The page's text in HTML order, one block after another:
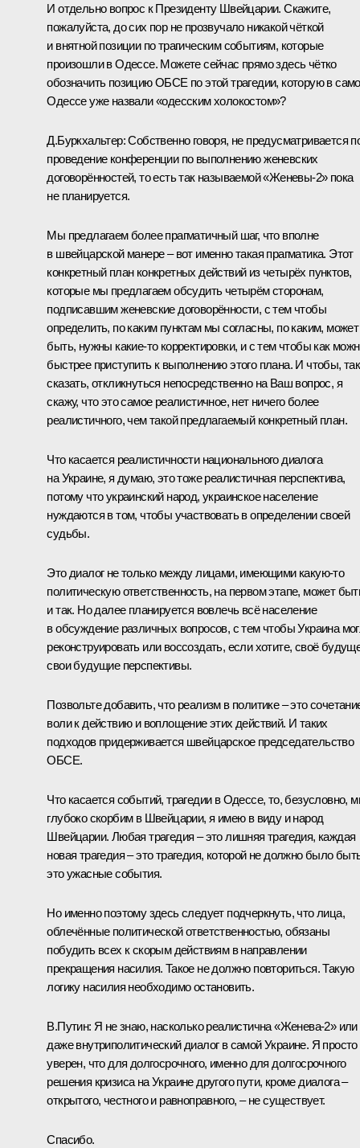
И отдельно вопрос к Президенту Швейцарии. Скажите,
пожалуйста, до сих пор не прозвучало никакой чёткой
и внятной позиции по трагическим событиям, которые
произошли в Одессе. Можете сейчас прямо здесь чётко
обозначить позицию ОБСЕ по этой трагедии, которую в
Одессе уже назвали «одесским холокостом»?
Д.Буркхальтер:Собственно говоря, не предусматривается
проведение конференции по выполнению женевских
договорённостей, то есть так называемой «Женевы-2» пока
не планируется.
Мы предлагаем более прагматичный шаг, что вполне
в швейцарской манере – вот именно такая прагматика. Этот
конкретный план конкретных действий из четырёх пунктов,
которые мы предлагаем обсудить четырём сторонам,
подписавшим женевские договорённости, с тем чтобы
определить, по каким пунктам мы согласны, по каким, может
быть, нужны какие‑то корректировки, и с тем чтобы как
быстрее приступить к выполнению этого плана. И чтобы, так
сказать, откликнуться непосредственно на Ваш вопрос, я
скажу, что это самое реалистичное, нет ничего более
реалистичного, чем такой предлагаемый конкретный план.
Что касается реалистичности национального диалога
на Украине, я думаю, это тоже реалистичная перспектива,
потому что украинский народ, украинское население
нуждаются в том, чтобы участвовать в определении своей
судьбы.
Это диалог не только между лицами, имеющими какую‑то
политическую ответственность, на первом этапе, может
и так. Но далее планируется вовлечь всё население
в обсуждение различных вопросов, с тем чтобы Украина
реконструировать или воссоздать, если хотите, своё
свои будущие перспективы.
Позвольте добавить, что реализм в политике – это
воли к действию и воплощение этих действий. И таких
подходов придерживается швейцарское председательство
ОБСЕ.
Что касается событий, трагедии в Одессе, то, безусловно,
глубоко скорбим в Швейцарии, я имею в виду и народ
Швейцарии. Любая трагедия – это лишняя трагедия, каждая
новая трагедия – это трагедия, которой не должно было
это ужасные события.
Но именно поэтому здесь следует подчеркнуть, что лица,
облечённые политической ответственностью, обязаны
побудить всех к скорым действиям в направлении
прекращения насилия. Такое не должно повториться. Такую
логику насилия необходимо остановить.
В.Путин: Я не знаю, насколько реалистична «Женева-2» или
даже внутриполитический диалог в самой Украине. Я просто
уверен, что для долгосрочного, именно для долгосрочного
решения кризиса на Украине другого пути, кроме диалога –
открытого, честного и равноправного, – не существует.
Спасибо.